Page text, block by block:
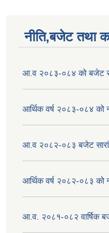
नीति,बजेट तथा
आ.व २०८३-०८४ को बजेट
आर्थिक वर्ष २०८३-०८४ को
आ.व २०८२-०८३ बजेट
आर्थिक वर्ष २०८२-०८३ को
आ.व. २०८१-०८२ वार्षिक